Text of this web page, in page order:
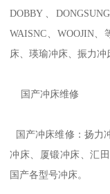
DOBBY、
WAISNC、WOOJIN
床、瑛瑜冲床、振力冲
国产冲床维修
国产冲床维修：扬力
冲床、厦锻冲床、汇
国产各型号冲床。